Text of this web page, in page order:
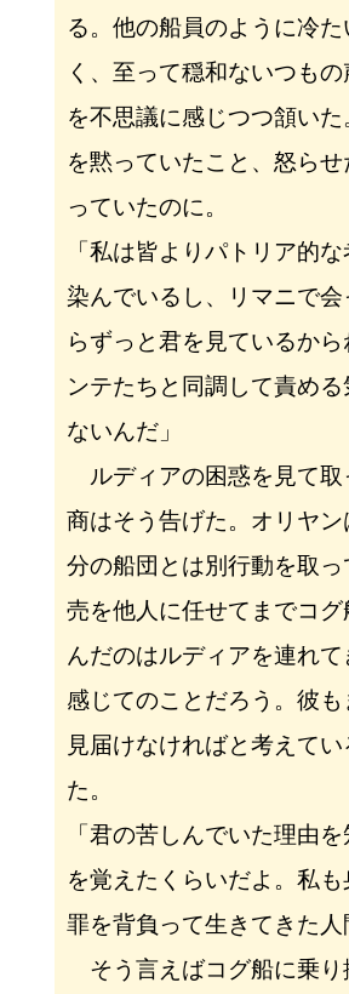
る。他の船員のように冷
く、至って穏和ないつも
を不思議に感じつつ頷い
を黙っていたこと、怒ら
っていたのに。
「私は皆よりパトリア的
染んでいるし、リマニで
らずっと君を見ているか
ンテたちと同調して責め
ないんだ」
ルディアの困惑を見て取
商はそう告げた。オリヤ
分の船団とは別行動を取
売を他人に任せてまでコ
んだのはルディアを連れ
感じてのことだろう。彼
見届けなければと考えて
た。
「君の苦しんでいた理由
を覚えたくらいだよ。私
罪を背負って生きてきた
そう言えばコグ船に乗り